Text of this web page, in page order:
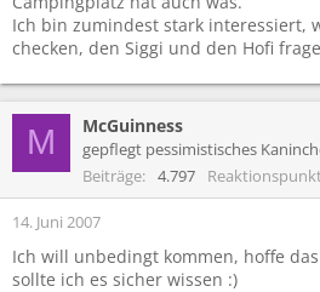
Ich bin zumindest stark interessiert,
checken, den Siggi und den Hofi
M McGuinness
gepflegt pessimistisches
Beiträge 4.797
14. Juni 2007
Ich will unbedingt kommen, hoffe
sollte ich es sicher wissen :)